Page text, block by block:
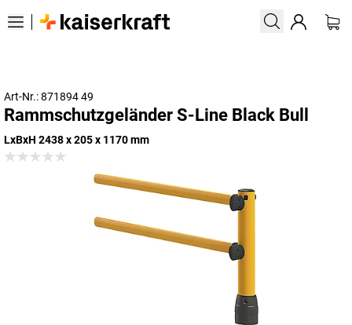
Art-Nr.: 871894 49
Rammschutzgeländer S-Line Black Bull
LxBxH 2438 x 205 x 1170 mm